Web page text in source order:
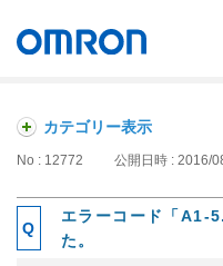
カテゴリー表示
No : 12772 公開日時 : 2016/
エラーコード「A1-
た。